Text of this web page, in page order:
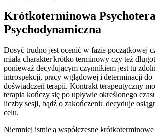
Krótkoterminowa
Psychodynamiczna
Dosyć trudno jest ocenić w fazie początkowej
miała charakter krótko terminowy czy też
ponieważ decydującym czynnikiem jest tu
introspekcji, pracy wglądowej i determinacji
doświadczeń terapii. Kontrakt terapeutyczny
terapia kończy się po upływie określonego
liczby sesji, bądź o zakończeniu decyduje
celu.
Niemniej istnieją współczesne